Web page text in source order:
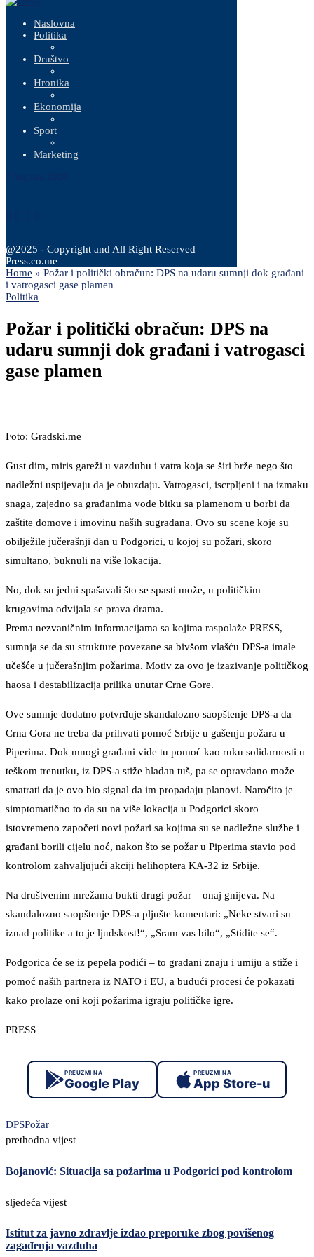
Naslovna
Politika
Društvo
Hronika
Ekonomija
Sport
Marketing
@2025 - Copyright and All Right Reserved
Press.co.me
Home » Požar i politički obračun: DPS na udaru sumnji dok građani
i vatrogasci gase plamen
Politika
Požar i politički obračun: DPS na
udaru sumnji dok građani i vatrogasci
gase plamen
Foto: Gradski.me
Gust dim, miris gareži u vazduhu i vatra koja se širi brže nego što
nadležni uspijevaju da je obuzdaju. Vatrogasci, iscrpljeni i na izmaku
snaga, zajedno sa građanima vode bitku sa plamenom u borbi da
zaštite domove i imovinu naših sugrađana. Ovo su scene koje su
obilježile jučerašnji dan u Podgorici, u kojoj su požari, skoro
simultano, buknuli na više lokacija.
No, dok su jedni spašavali što se spasti može, u političkim
krugovima odvijala se prava drama.
Prema nezvaničnim informacijama sa kojima raspolaže PRESS,
sumnja se da su strukture povezane sa bivšom vlašću DPS-a imale
učešće u jučerašnjim požarima. Motiv za ovo je izazivanje političkog
haosa i destabilizacija prilika unutar Crne Gore.
Ove sumnje dodatno potvrđuje skandalozno saopštenje DPS-a da
Crna Gora ne treba da prihvati pomoć Srbije u gašenju požara u
Piperima. Dok mnogi građani vide tu pomoć kao ruku solidarnosti u
teškom trenutku, iz DPS-a stiže hladan tuš, pa se opravdano može
smatrati da je ovo bio signal da im propadaju planovi. Naročito je
simptomatično to da su na više lokacija u Podgorici skoro
istovremeno započeti novi požari sa kojima su se nadležne službe i
građani borili cijelu noć, nakon što se požar u Piperima stavio pod
kontrolom zahvaljujući akciji helihoptera KA-32 iz Srbije.
Na društvenim mrežama bukti drugi požar – onaj gnijeva. Na
skandalozno saopštenje DPS-a pljušte komentari: „Neke stvari su
iznad politike a to je ljudskost!“, „Sram vas bilo“, „Stidite se“.
Podgorica će se iz pepela podići – to građani znaju i umiju a stiže i
pomoć naših partnera iz NATO i EU, a budući procesi će pokazati
kako prolaze oni koji požarima igraju političke igre.
PRESS
PREUZMI NA
Google Play
PREUZMI NA
App Store-u
DPSPožar
prethodna vijest
Bojanović: Situacija sa požarima u Podgorici pod kontrolom
sljedeća vijest
Istitut za javno zdravlje izdao preporuke zbog povišenog
zagađenja vazduha